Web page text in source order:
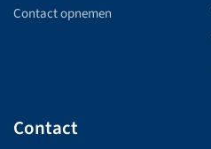
Contact opnemen
Contact